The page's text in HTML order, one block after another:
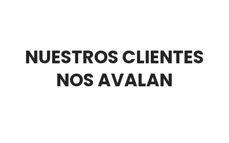
NUESTROS CLIENTES
NOS AVALAN